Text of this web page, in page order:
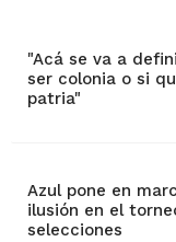
"Acá se va a
ser colonia o si
patria"
Azul pone en
ilusión en el
selecciones